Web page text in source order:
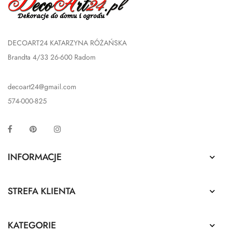
DECOART24 KATARZYNA RÓŻAŃSKA
Brandta 4/33 26-600 Radom
decoart24@gmail.com
574-000-825
Facebook Pinterest
INFORMACJE 
STREFA KLIENTA 
KATEGORIE 